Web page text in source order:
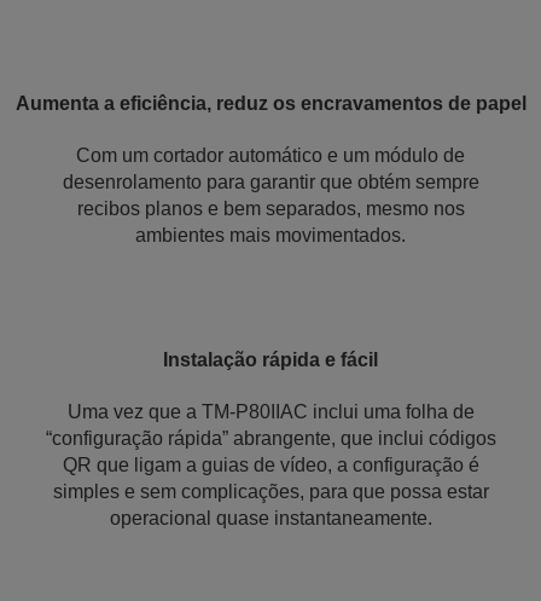
Aumenta a eficiência, reduz os encravamentos de papel
Com um cortador automático e um módulo de
desenrolamento para garantir que obtém sempre
recibos planos e bem separados, mesmo nos
ambientes mais movimentados.
Instalação rápida e fácil
Uma vez que a TM-P80IIAC inclui uma folha de
“configuração rápida” abrangente, que inclui códigos
QR que ligam a guias de vídeo, a configuração é
simples e sem complicações, para que possa estar
operacional quase instantaneamente.